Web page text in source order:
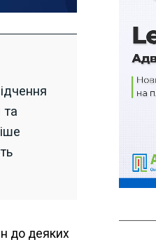
та
до деяких